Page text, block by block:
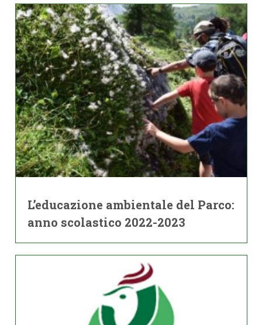
L’educazione ambientale del Parco:
anno scolastico 2022-2023